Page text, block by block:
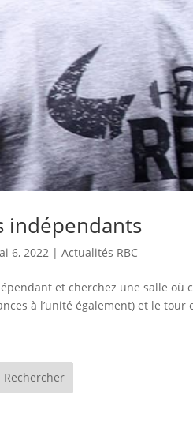
indépendants
6, 2022 |Actualités RBC
et cherchez une salle où
à l’unité également) et le
Rechercher